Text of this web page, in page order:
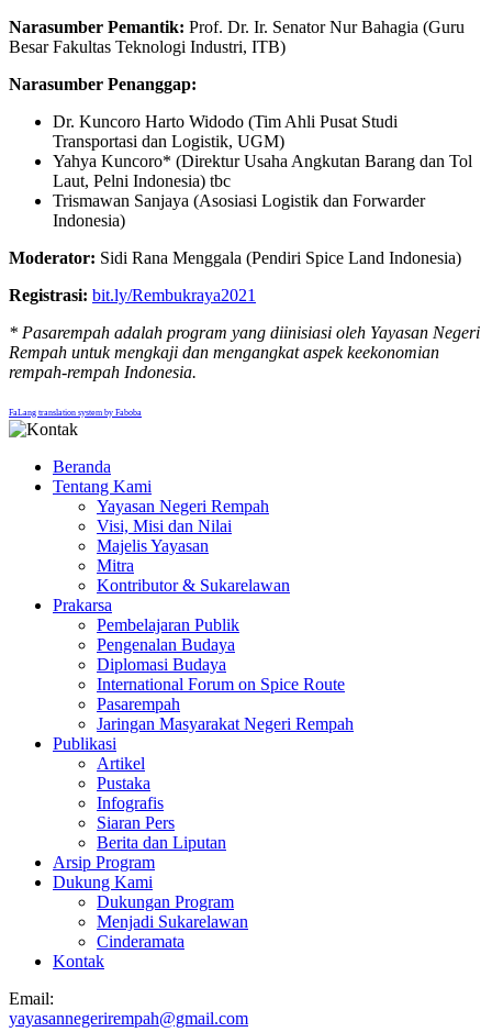
Narasumber Pemantik: Prof. Dr. Ir. Senator Nur Bahagia (Guru
Besar Fakultas Teknologi Industri, ITB)
Narasumber Penanggap:
Dr. Kuncoro Harto Widodo (Tim Ahli Pusat Studi
Transportasi dan Logistik, UGM)
Yahya Kuncoro* (Direktur Usaha Angkutan Barang dan Tol
Laut, Pelni Indonesia) tbc
Trismawan Sanjaya (Asosiasi Logistik dan Forwarder
Indonesia)
Moderator: Sidi Rana Menggala (Pendiri Spice Land Indonesia)
Registrasi: bit.ly/Rembukraya2021
* Pasarempah adalah program yang diinisiasi oleh Yayasan Negeri
Rempah untuk mengkaji dan mengangkat aspek keekonomian
rempah-rempah Indonesia.
FaLang translation system by Faboba
Beranda
Tentang Kami
Yayasan Negeri Rempah
Visi, Misi dan Nilai
Majelis Yayasan
Mitra
Kontributor & Sukarelawan
Prakarsa
Pembelajaran Publik
Pengenalan Budaya
Diplomasi Budaya
International Forum on Spice Route
Pasarempah
Jaringan Masyarakat Negeri Rempah
Publikasi
Artikel
Pustaka
Infografis
Siaran Pers
Berita dan Liputan
Arsip Program
Dukung Kami
Dukungan Program
Menjadi Sukarelawan
Cinderamata
Kontak
Email:
yayasannegerirempah@gmail.com